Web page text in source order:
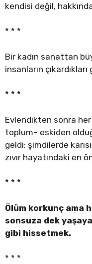
kendisi değil,
* * *
Bir kadın sanattan
insanların
* * *
Evlendikten sonra
toplum– eskiden
geldi; şimdilerde
zıvır hayatındaki en
* * *
Ölüm korkunç ama
sonsuza dek
gibi hissetmek.
* * *